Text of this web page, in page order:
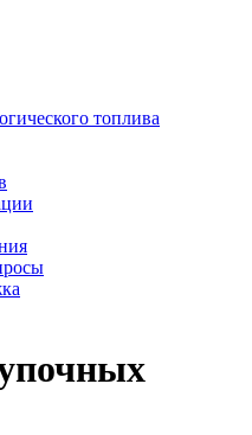
топлива